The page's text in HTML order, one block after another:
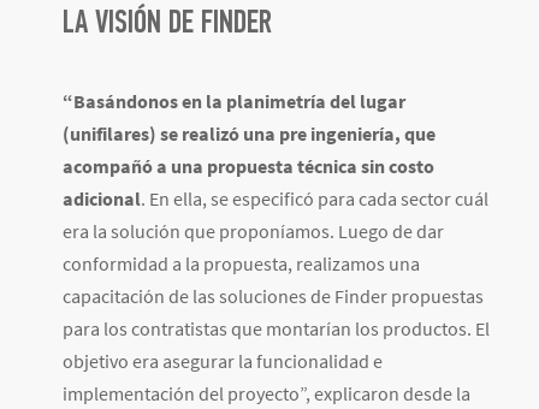
LA VISIÓN DE FINDER
“Basándonos en la planimetría del lugar
(unifilares) se realizó una pre ingeniería, que
acompañó a una propuesta técnica sin costo
adicional. En ella, se especificó para cada sector cuál
era la solución que proponíamos. Luego de dar
conformidad a la propuesta, realizamos una
capacitación de las soluciones de Finder propuestas
para los contratistas que montarían los productos. El
objetivo era asegurar la funcionalidad e
implementación del proyecto”, explicaron desde la